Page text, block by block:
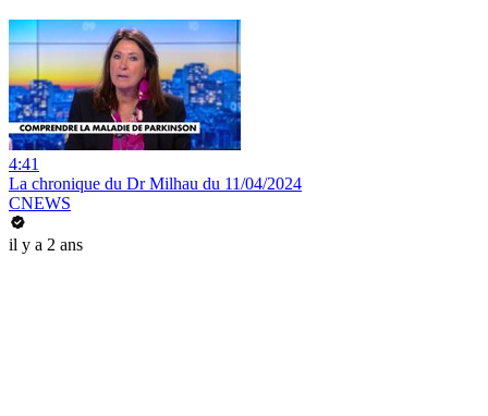
4:41
La chronique du Dr Milhau du 11/04/2024
CNEWS
il y a 2 ans